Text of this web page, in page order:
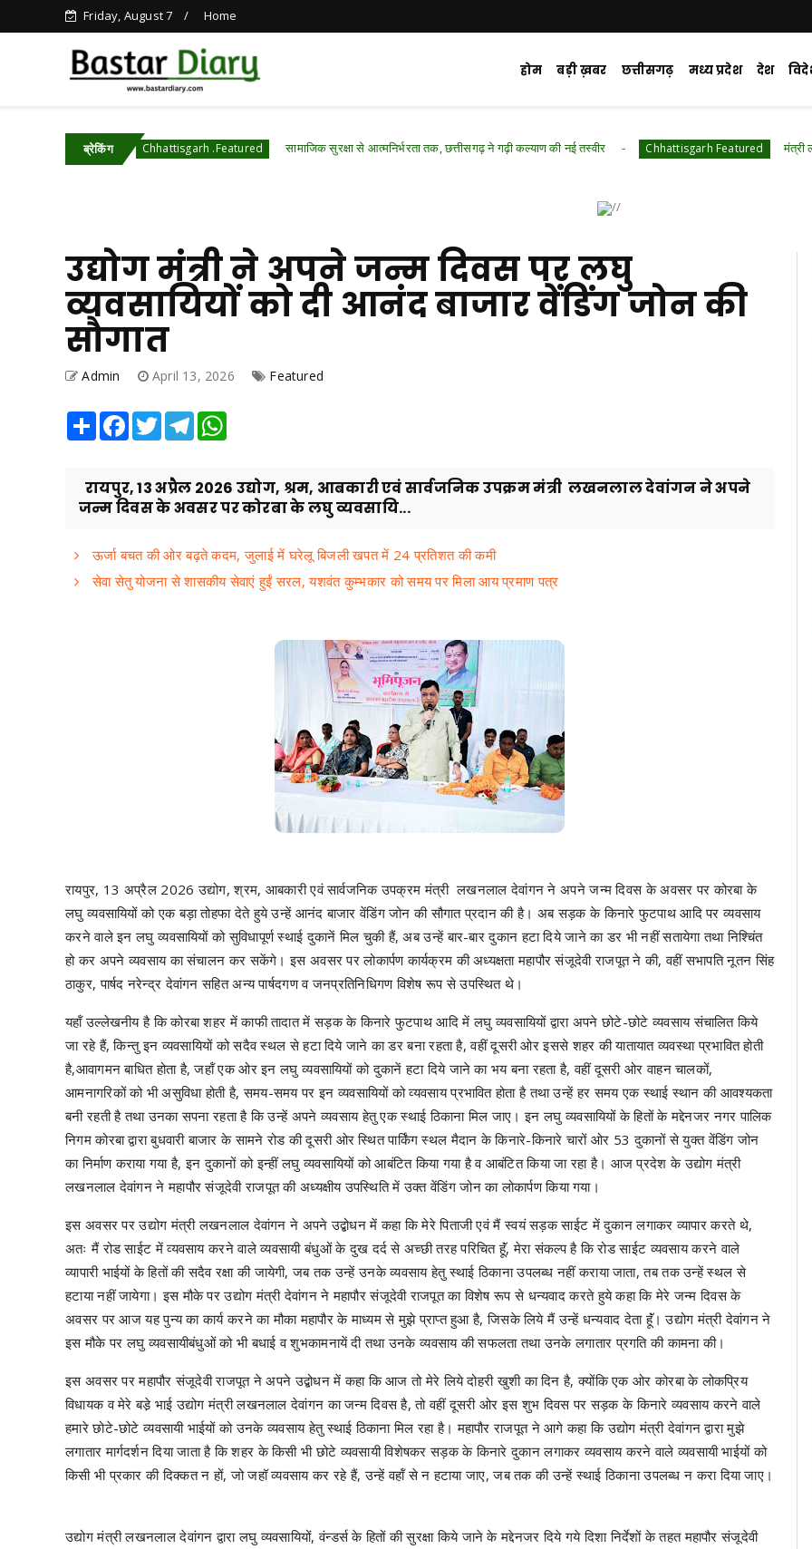
Friday, August 7 Home
होम बड़ी ख़बर छत्तीसगढ़ मध्य प्रदेश देश
ब्रेकिंग
Chhattisgarh .Featured सामाजिक सुरक्षा से आत्मनिर्भरता तक, छत्तीसगढ़ ने गढ़ी कल्याण की नई तस्वीर Chhattisgarh Featured मंत्री लक्ष्मी राजवाड़े की
उद्योग मंत्री ने अपने जन्म दिवस पर लघु
व्यवसायियों को दी आनंद बाजार वेंडिंग जोन की
सौगात
Admin April 13, 2026 Featured
Share Facebook
TwitterTelegram
रायपुर, 13 अप्रैल 2026 उद्योग, श्रम, आबकारी एवं सार्वजनिक उपक्रम मंत्री लखनलाल देवांगन ने अपने
जन्म दिवस के अवसर पर कोरबा के लघु व्यवसायि...
ऊर्जा बचत की ओर बढ़ते कदम, जुलाई में घरेलू बिजली खपत में 24 प्रतिशत की कमी
सेवा सेतु योजना से शासकीय सेवाएं हुईं सरल, यशवंत कुम्भकार को समय पर मिला आय प्रमाण पत्र
रायपुर, 13 अप्रैल 2026 उद्योग, श्रम, आबकारी एवं सार्वजनिक उपक्रम मंत्री लखनलाल देवांगन ने अपने जन्म दिवस के अवसर पर कोरबा के
लघु व्यवसायियों को एक बड़ा तोहफा देते हुये उन्हें आनंद बाजार वेंडिंग जोन की सौगात प्रदान की है। अब सड़क के किनारे फुटपाथ आदि पर व्यवसाय
करने वाले इन लघु व्यवसायियों को सुविधापूर्ण स्थाई दुकानें मिल चुकी हैं, अब उन्हें बार-बार दुकान हटा दिये जाने का डर भी नहीं सतायेगा तथा निश्चिंत
हो कर अपने व्यवसाय का संचालन कर सकेंगे। इस अवसर पर लोकार्पण कार्यक्रम की अध्यक्षता महापौर संजूदेवी राजपूत ने की, वहीं सभापति नूतन सिंह
ठाकुर, पार्षद नरेन्द्र देवांगन सहित अन्य पार्षदगण व जनप्रतिनिधिगण विशेष रूप से उपस्थित थे।
यहॉं उल्लेखनीय है कि कोरबा शहर में काफी तादात में सड़क के किनारे फुटपाथ आदि में लघु व्यवसायियों द्वारा अपने छोटे-छोटे व्यवसाय संचालित किये
जा रहे हैं, किन्तु इन व्यवसायियों को सदैव स्थल से हटा दिये जाने का डर बना रहता है, वहीं दूसरी ओर इससे शहर की यातायात व्यवस्था प्रभावित होती
है,आवागमन बाधित होता है, जहॉं एक ओर इन लघु व्यवसायियों को दुकानें हटा दिये जाने का भय बना रहता है, वहीं दूसरी ओर वाहन चालकों,
आमनागरिकों को भी असुविधा होती है, समय-समय पर इन व्यवसायियों को व्यवसाय प्रभावित होता है तथा उन्हें हर समय एक स्थाई स्थान की आवश्यकता
बनी रहती है तथा उनका सपना रहता है कि उन्हें अपने व्यवसाय हेतु एक स्थाई ठिकाना मिल जाए। इन लघु व्यवसायियों के हितों के मद्देनजर नगर पालिक
निगम कोरबा द्वारा बुधवारी बाजार के सामने रोड की दूसरी ओर स्थित पार्किंग स्थल मैदान के किनारे-किनारे चारों ओर 53 दुकानों से युक्त वेंडिंग जोन
का निर्माण कराया गया है, इन दुकानों को इन्हीं लघु व्यवसायियों को आबंटित किया गया है व आबंटित किया जा रहा है। आज प्रदेश के उद्योग मंत्री
लखनलाल देवांगन ने महापौर संजूदेवी राजपूत की अध्यक्षीय उपस्थिति में उक्त वेंडिंग जोन का लोकार्पण किया गया।
इस अवसर पर उद्योग मंत्री लखनलाल देवांगन ने अपने उद्बोधन में कहा कि मेरे पिताजी एवं मैं स्वयं सड़क साईट में दुकान लगाकर व्यापार करते थे,
अतः मैं रोड साईट में व्यवसाय करने वाले व्यवसायी बंधुओं के दुख दर्द से अच्छी तरह परिचित हूॅं, मेरा संकल्प है कि रोड साईट व्यवसाय करने वाले
व्यापारी भाईयों के हितों की सदैव रक्षा की जायेगी, जब तक उन्हें उनके व्यवसाय हेतु स्थाई ठिकाना उपलब्ध नहीं कराया जाता, तब तक उन्हें स्थल से
हटाया नहीं जायेगा। इस मौके पर उद्योग मंत्री देवांगन ने महापौर संजूदेवी राजपूत का विशेष रूप से धन्यवाद करते हुये कहा कि मेरे जन्म दिवस के
अवसर पर आज यह पुन्य का कार्य करने का मौका महापौर के माध्यम से मुझे प्राप्त हुआ है, जिसके लिये मैं उन्हें धन्यवाद देता हूॅं। उद्योग मंत्री देवांगन ने
इस मौके पर लघु व्यवसायीबंधुओं को भी बधाई व शुभकामनायें दी तथा उनके व्यवसाय की सफलता तथा उनके लगातार प्रगति की कामना की।
इस अवसर पर महापौर संजूदेवी राजपूत ने अपने उद्बोधन में कहा कि आज तो मेरे लिये दोहरी खुशी का दिन है, क्योंकि एक ओर कोरबा के लोकप्रिय
विधायक व मेरे बडे़ भाई उद्योग मंत्री लखनलाल देवांगन का जन्म दिवस है, तो वहीं दूसरी ओर इस शुभ दिवस पर सड़क के किनारे व्यवसाय करने वाले
हमारे छोटे-छोटे व्यवसायी भाईयों को उनके व्यवसाय हेतु स्थाई ठिकाना मिल रहा है। महापौर राजपूत ने आगे कहा कि उद्योग मंत्री देवांगन द्वारा मुझे
लगातार मार्गदर्शन दिया जाता है कि शहर के किसी भी छोटे व्यवसायी विशेषकर सड़क के किनारे दुकान लगाकर व्यवसाय करने वाले व्यवसायी भाईयों को
किसी भी प्रकार की दिक्कत न हों, जो जहॉ व्यवसाय कर रहे हैं, उन्हें वहॉं से न हटाया जाए, जब तक की उन्हें स्थाई ठिकाना उपलब्ध न करा दिया जाए।
उद्योग मंत्री लखनलाल देवांगन द्वारा लघु व्यवसायियों, वंन्डर्स के हितों की सुरक्षा किये जाने के मद्देनजर दिये गये दिशा निर्देशों के तहत महापौर संजूदेवी